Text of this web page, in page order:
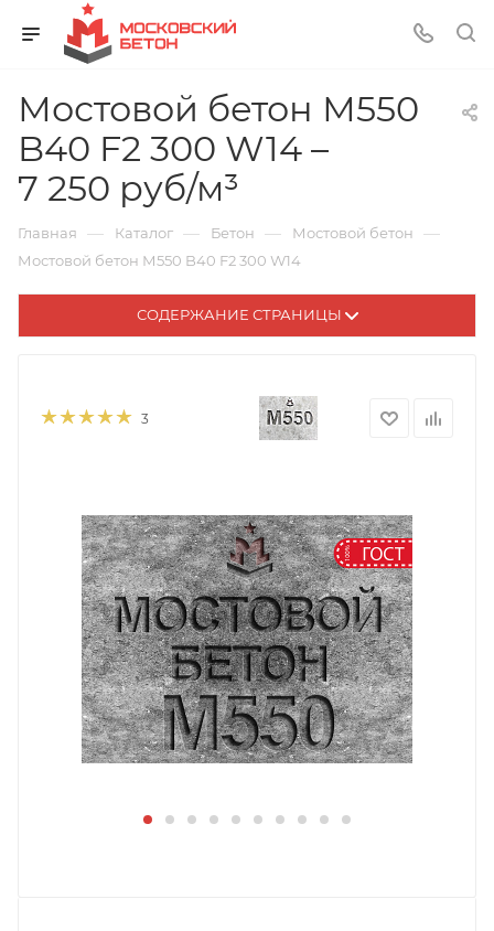
Мостовой бетон М550
B40 F2 300 W14 –
7 250 руб/м³
Главная — Каталог — Бетон — Мостовой бетон —
Мостовой бетон М550 B40 F2 300 W14
СОДЕРЖАНИЕ СТРАНИЦЫ
3